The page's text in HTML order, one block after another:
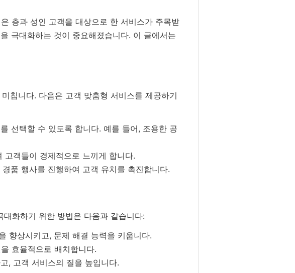
층과 성인 고객을 대상으로 한 서비스가 주목받
극대화하는 것이 중요해졌습니다. 이 글에서는
칩니다. 다음은 고객 맞춤형 서비스를 제공하기
선택할 수 있도록 합니다. 예를 들어, 조용한 공
객들이 경제적으로 느끼게 합니다.
품 행사를 진행하여 고객 유치를 촉진합니다.
화하기 위한 방법은 다음과 같습니다:
향상시키고, 문제 해결 능력을 키웁니다.
효율적으로 배치합니다.
, 고객 서비스의 질을 높입니다.